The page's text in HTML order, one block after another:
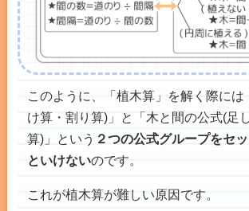
このように、「植木算」を解く際には
け算・割り算)」と「木と間の公式(足
算)」という ２つの公式グループをセ
といけないのです。
これが植木算が難しい原因です。